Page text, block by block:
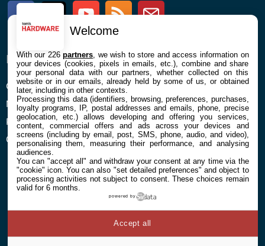
FacebookTwitter Youtube RSS Newsletter
ENTREPRISE
Confidentialité et Cookies
Mentions légales et CGU
Préférences Cookies
Qui sommes nous
À PROPOS
Contact
Welcome
With our 226partners , we wish to store and access information on
your devices (cookies, pixels in emails, etc.), combine and share
your personal data with our partners, whether collected on this
website or in our emails, already held by some of us, or obtained
later, including in other contexts.
Processing this data (identifiers, browsing, preferences, purchases,
loyalty programs, IP, postal addresses and emails, phone, precise
geolocation, etc.) allows developing and offering you services,
content, commercial offers and ads across your devices and
screens (including by email, post, SMS, phone, audio, and video),
personalising them, measuring their performance, and analysing
audiences.
You can "accept all" and withdraw your consent at any time via the
"cookie" icon. You can also "set detailed preferences" and object to
processing activities not subject to consent. These choices remain
valid for 6 months.
powered by
Accept all